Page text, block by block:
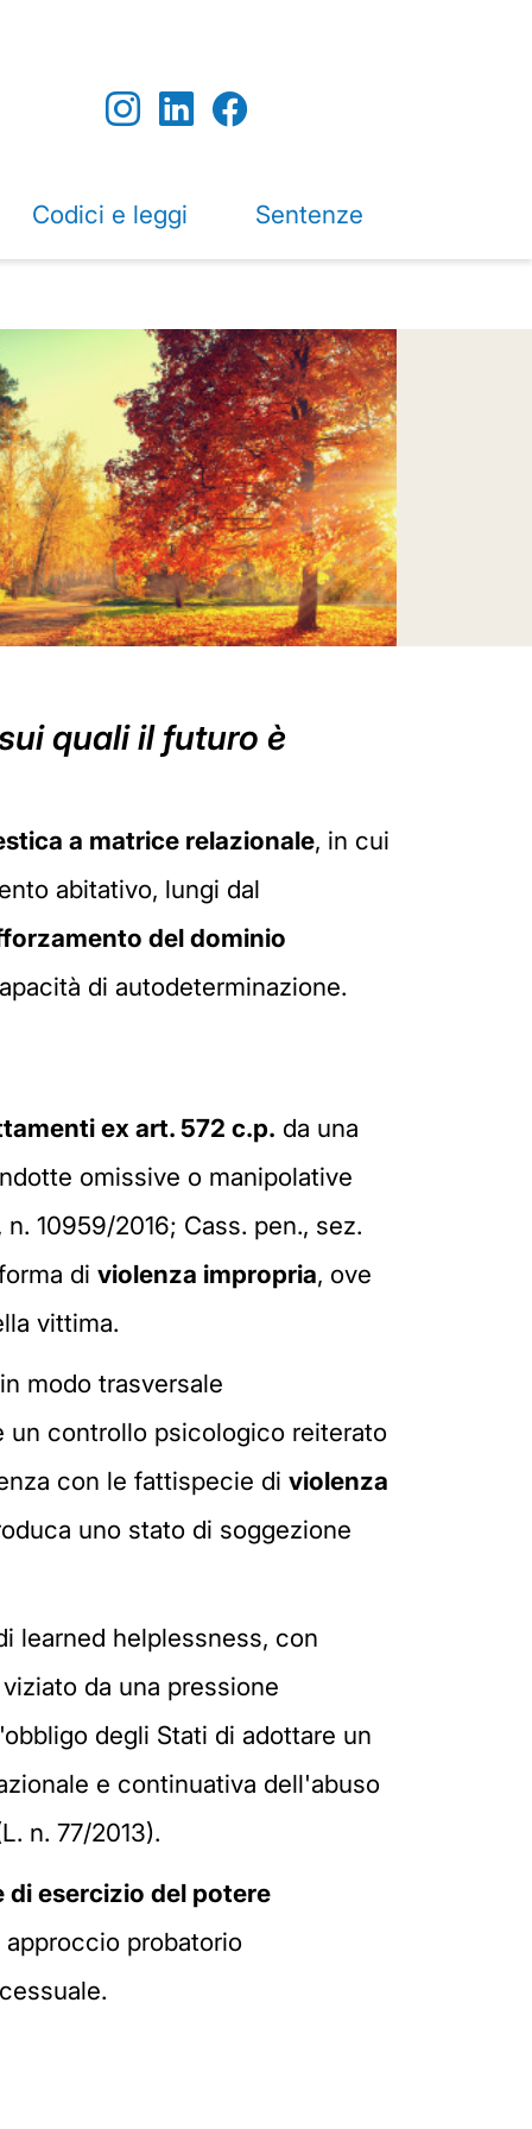
Codici e leggi Sentenze
quali il futuro è
a matrice relazionale, in cui
abitativo, lungi dal
del dominio
di autodeterminazione.
ex art. 572 c.p. da una
omissive o manipolative
10959/2016; Cass. pen., sez.
di violenza impropria, ove
vittima.
modo trasversale
un controllo psicologico reiterato
con le fattispecie di violenza
uno stato di soggezione
learned helplessness, con
da una pressione
degli Stati di adottare un
e continuativa dell'abuso
n. 77/2013).
esercizio del potere
probatorio